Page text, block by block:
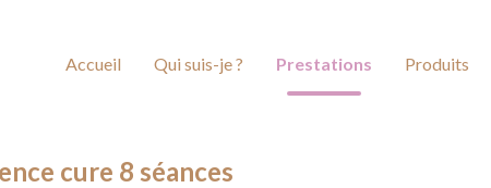
Accueil Qui suis-je ? Prestations Produits
cure 8 séances